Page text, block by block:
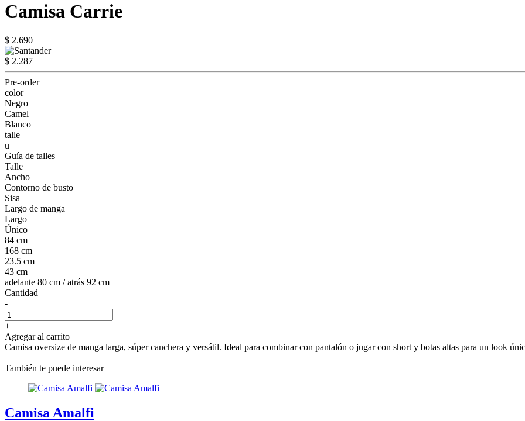
Camisa Carrie
$ 2.690
$ 2.287
Pre-order
color
Negro
Camel
Blanco
talle
u
Guía de talles
Talle
Ancho
Contorno de busto
Sisa
Largo de manga
Largo
Único
84 cm
168 cm
23.5 cm
43 cm
adelante 80 cm / atrás 92 cm
Cantidad
-
+
Agregar al carrito
Camisa oversize de manga larga, súper canchera y versátil. Ideal para combinar con pantalón o jugar con short y botas altas para un look
También te puede interesar
Camisa Amalfi